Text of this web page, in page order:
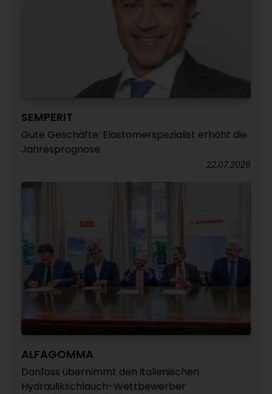
SEMPERIT
Gute Geschäfte: Elastomerspezialist erhöht die
Jahresprognose
22.07.2026
ALFAGOMMA
Danfoss übernimmt den italienischen
Hydraulikschlauch-Wettbewerber